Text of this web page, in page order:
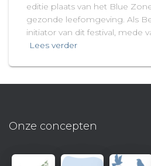
editie plaats van het Blue
gezonde leefomgeving. Als
initiator van dit festival, mede
Lees verder
Onze concepten